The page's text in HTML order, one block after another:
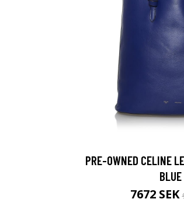
PRE-OWNED CELINE
BLUE
7672 SEK